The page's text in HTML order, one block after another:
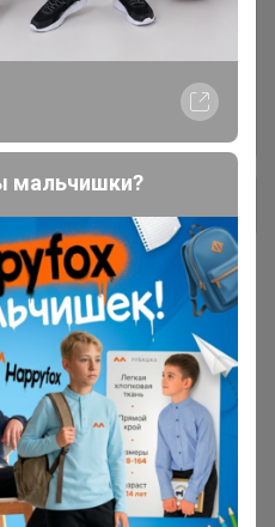
граммов.
и вес!!!
средний
мальчишки?